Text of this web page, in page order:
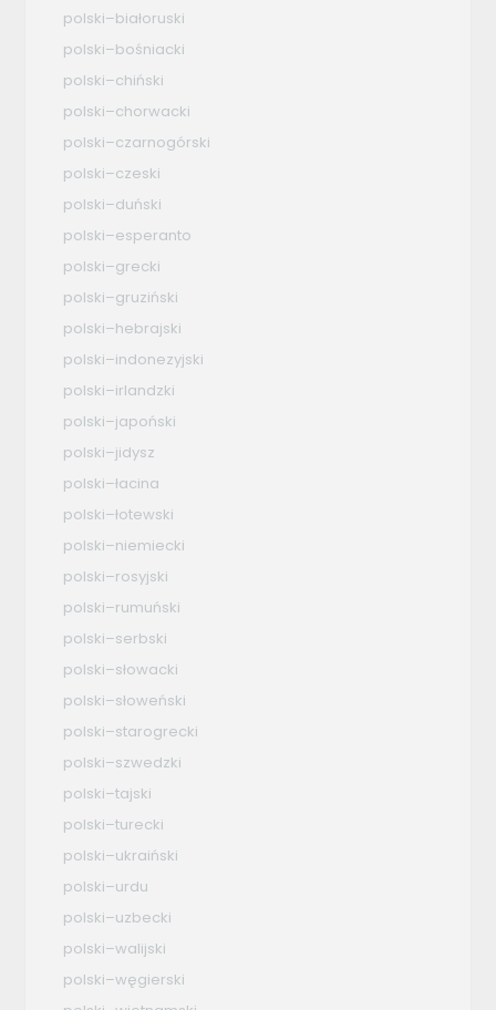
polski–białoruski
polski–bośniacki
polski–chiński
polski–chorwacki
polski–czarnogórski
polski–czeski
polski–duński
polski–esperanto
polski–grecki
polski–gruziński
polski–hebrajski
polski–indonezyjski
polski–irlandzki
polski–japoński
polski–jidysz
polski–łacina
polski–łotewski
polski–niemiecki
polski–rosyjski
polski–rumuński
polski–serbski
polski–słowacki
polski–słoweński
polski–starogrecki
polski–szwedzki
polski–tajski
polski–turecki
polski–ukraiński
polski–urdu
polski–uzbecki
polski–walijski
polski–węgierski